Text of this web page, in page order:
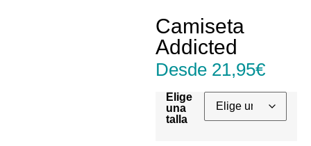
Camiseta
Addicted
Desde 21,95€
Elige
una
talla